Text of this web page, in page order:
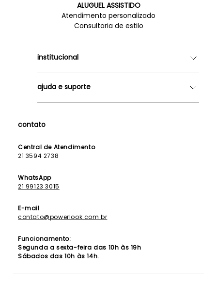
ALUGUEL ASSISTIDO
Atendimento personalizado
Consultoria de estilo
institucional
Lojas
Como Funciona
Lista de Formandas
ajuda e suporte
Política de Privacidade
contato
Central de Atendimento
21 3594 2738
WhatsApp
21 99123 3015
E-mail
contato@powerlook.com.br
Funcionamento:
Segunda a sexta-feira das 10h às 19h
Sábados das 10h às 14h.